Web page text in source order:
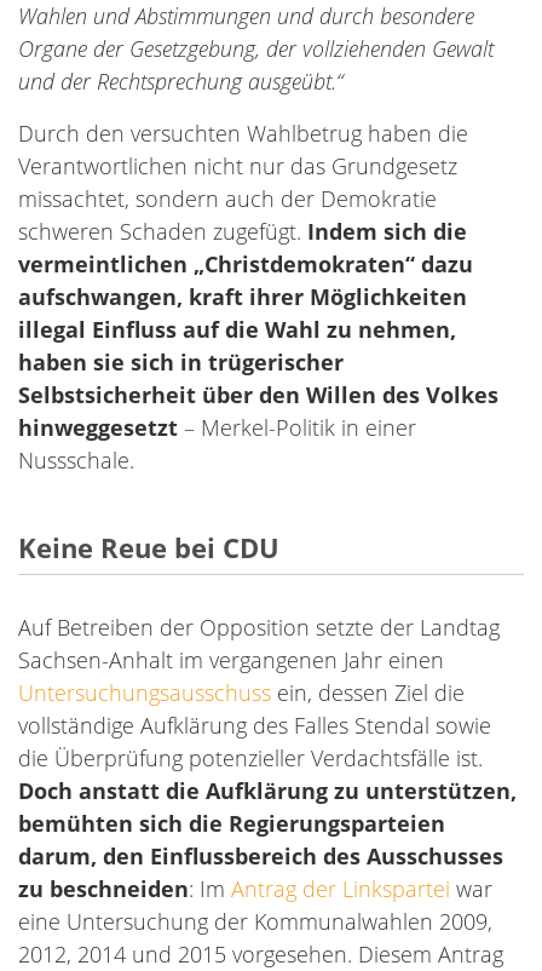
Wahlen und Abstimmungen und durch besondere
Organe der Gesetzgebung, der vollziehenden Gewalt
und der Rechtsprechung ausgeübt.“
Durch den versuchten Wahlbetrug haben die
Verantwortlichen nicht nur das Grundgesetz
missachtet, sondern auch der Demokratie
schweren Schaden zugefügt. Indem sich die
vermeintlichen „Christdemokraten“ dazu
aufschwangen, kraft ihrer Möglichkeiten
illegal Einfluss auf die Wahl zu nehmen,
haben sie sich in trügerischer
Selbstsicherheit über den Willen des Volkes
hinweggesetzt – Merkel-Politik in einer
Nussschale.
Keine Reue bei CDU
Auf Betreiben der Opposition setzte der Landtag
Sachsen-Anhalt im vergangenen Jahr einen
Untersuchungsausschuss ein, dessen Ziel die
vollständige Aufklärung des Falles Stendal sowie
die Überprüfung potenzieller Verdachtsfälle ist.
Doch anstatt die Aufklärung zu unterstützen,
bemühten sich die Regierungsparteien
darum, den Einflussbereich des Ausschusses
zu beschneiden: Im Antrag der Linkspartei war
eine Untersuchung der Kommunalwahlen 2009,
2012, 2014 und 2015 vorgesehen. Diesem Antrag